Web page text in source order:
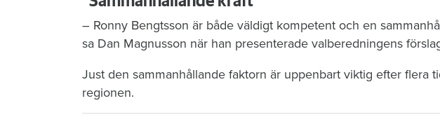
– Ronny Bengtsson är både väldigt kompetent och en
sa Dan Magnusson när han presenterade valberedningens
Just den sammanhållande faktorn är uppenbart viktig efter flera
regionen.